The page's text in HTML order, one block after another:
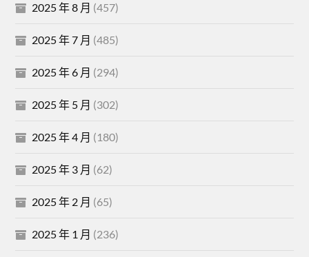
2025 年 8 月 (457)
2025 年 7 月 (485)
2025 年 6 月 (294)
2025 年 5 月 (302)
2025 年 4 月 (180)
2025 年 3 月 (62)
2025 年 2 月 (65)
2025 年 1 月 (236)